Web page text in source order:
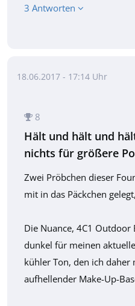
3 Antworten
18.06.2017 - 17:14 Uhr
8
Hält und hält und
nichts für größere
Zwei Pröbchen dieser
mit in das Päckchen
Die Nuance, 4C1 Outdoor
dunkel für meinen
kühler Ton, den ich daher
aufhellender Make-Up-